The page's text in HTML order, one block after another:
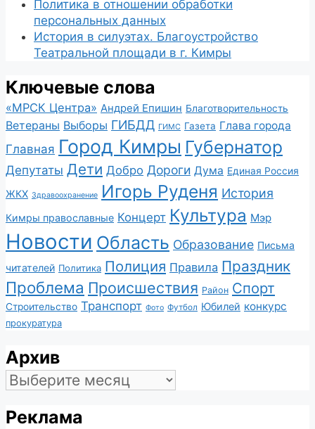
Политика в отношении обработки
персональных данных
История в силуэтах. Благоустройство
Театральной площади в г. Кимры
Ключевые слова
«МРСК Центра» Андрей Епишин Благотворительность
Ветераны Выборы ГИБДД ГИМС Газета Глава города
Главная Город Кимры Губернатор
Депутаты Дети Добро Дороги Дума Единая Россия
ЖКХ Здравоохранение Игорь Руденя История
Кимры православные Концерт Культура Мэр
Новости Область Образование Письма
читателей Политика Полиция Правила Праздник
Проблема Происшествия Район Спорт
Строительство Транспорт Фото Футбол Юбилей конкурс
прокуратура
Архив
Архив
Реклама